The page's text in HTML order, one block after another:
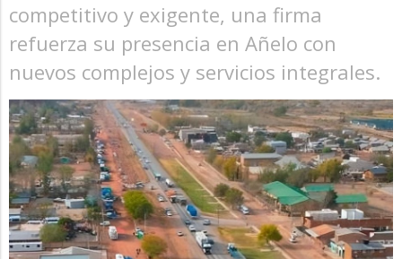
competitivo y exigente, una firma
refuerza su presencia en Añelo con
nuevos complejos y servicios integrales.